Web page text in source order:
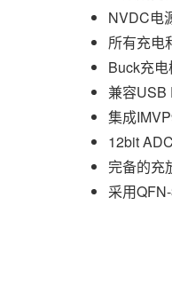
NVDC电
所有充电
Buck充
兼容USB
集成
12bit
完备的充
采用